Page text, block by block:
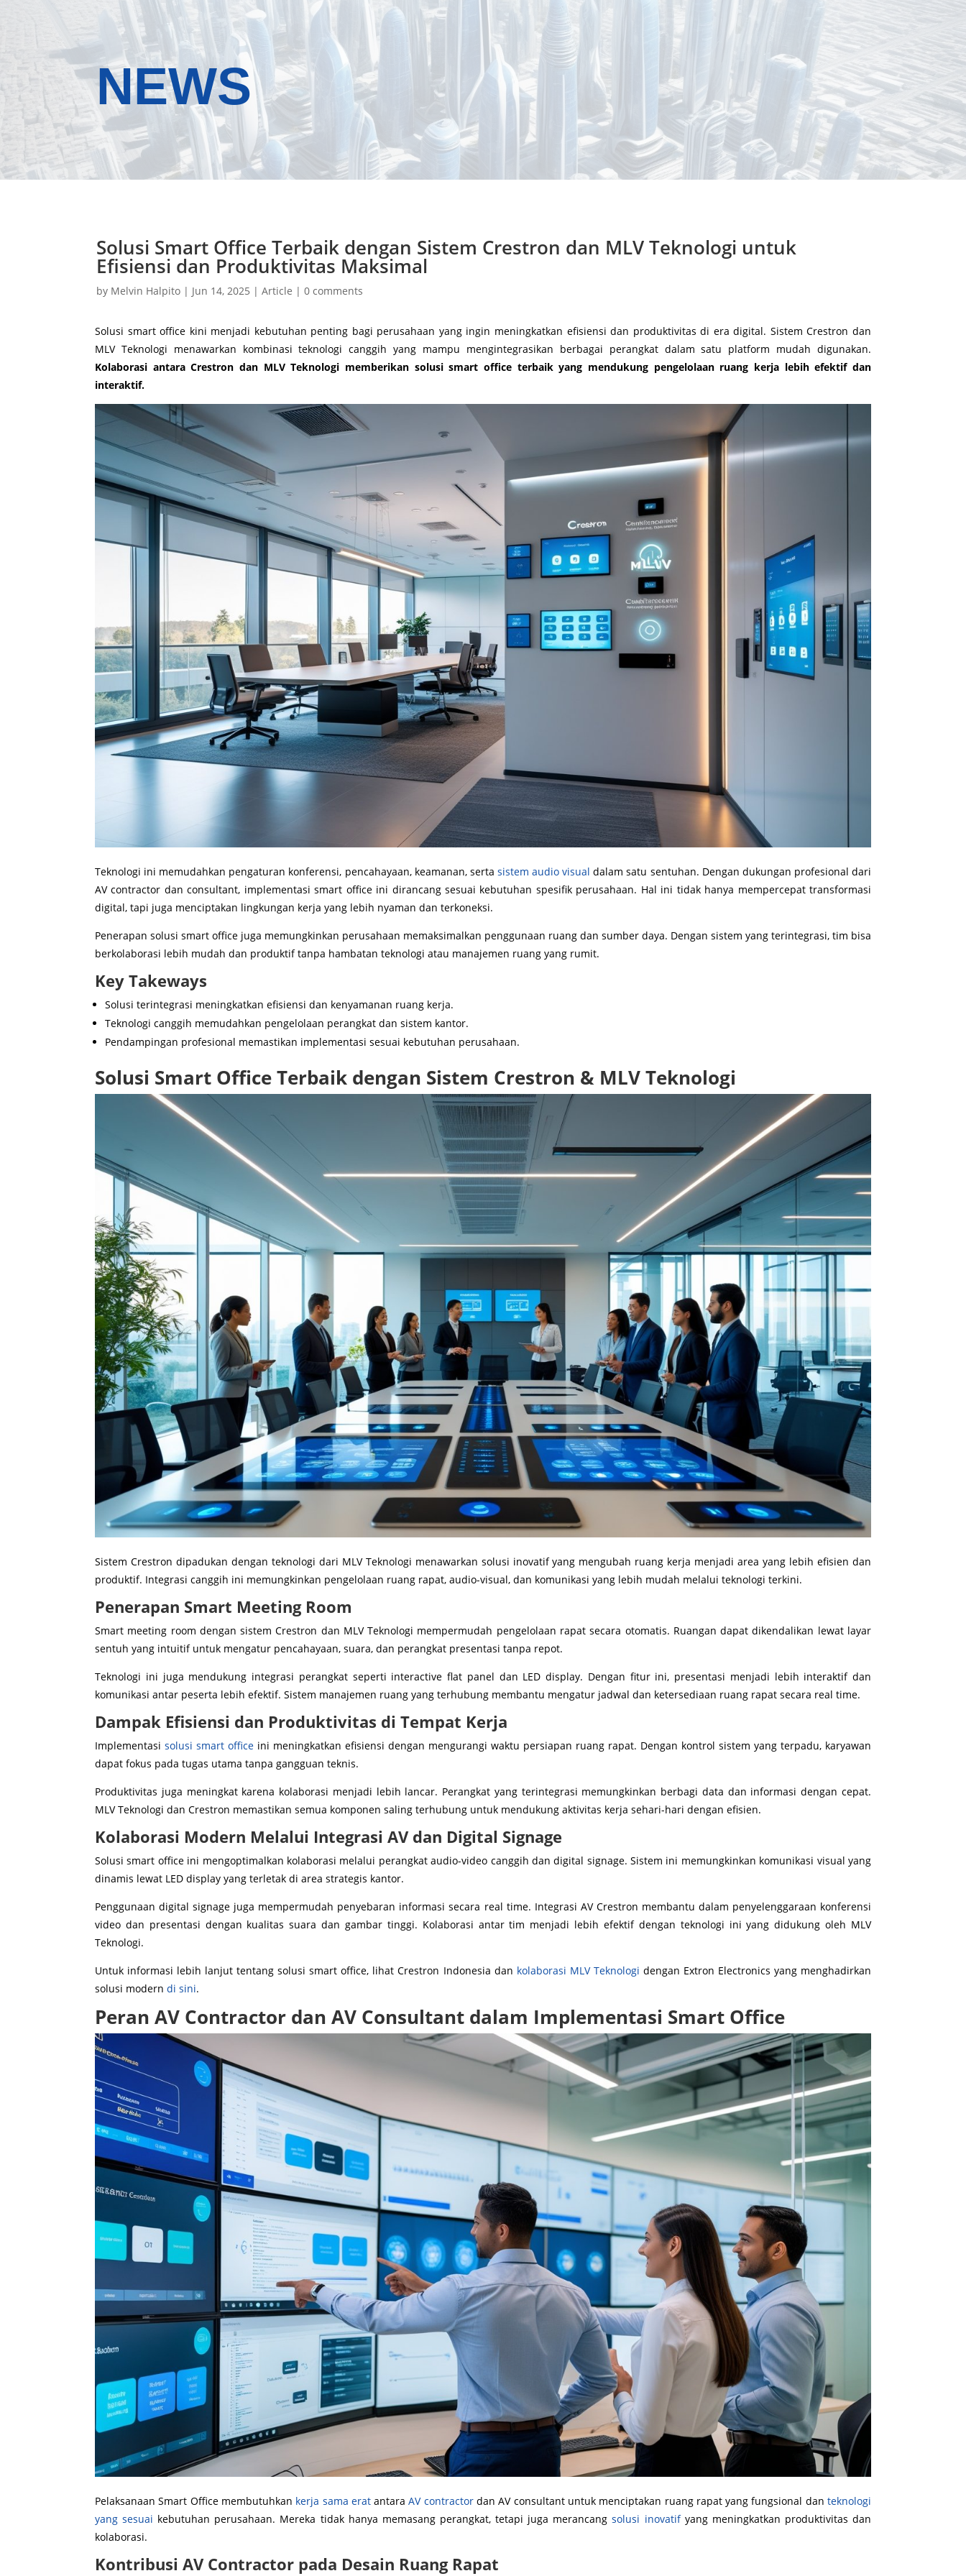
NEWS
Solusi Smart Office Terbaik dengan Sistem Crestron dan MLV Teknologi untuk
Efisiensi dan Produktivitas Maksimal
by Melvin Halpito | Jun 14, 2025 |Article |0 comments
Solusi smart office kini menjadi kebutuhan penting bagi perusahaan yang ingin meningkatkan efisiensi dan produktivitas di era digital. Sistem Crestron dan
MLV Teknologi menawarkan kombinasi teknologi canggih yang mampu mengintegrasikan berbagai perangkat dalam satu platform mudah digunakan.
Kolaborasi antara Crestron dan MLV Teknologi memberikan solusi smart office terbaik yang mendukung pengelolaan ruang kerja lebih efektif dan
interaktif.
Teknologi ini memudahkan pengaturan konferensi, pencahayaan, keamanan, serta sistem audio visual dalam satu sentuhan. Dengan dukungan profesional dari
AV contractor dan consultant, implementasi smart office ini dirancang sesuai kebutuhan spesifik perusahaan. Hal ini tidak hanya mempercepat transformasi
digital, tapi juga menciptakan lingkungan kerja yang lebih nyaman dan terkoneksi.
Penerapan solusi smart office juga memungkinkan perusahaan memaksimalkan penggunaan ruang dan sumber daya. Dengan sistem yang terintegrasi, tim bisa
berkolaborasi lebih mudah dan produktif tanpa hambatan teknologi atau manajemen ruang yang rumit.
Key Takeways
Solusi terintegrasi meningkatkan efisiensi dan kenyamanan ruang kerja.
Teknologi canggih memudahkan pengelolaan perangkat dan sistem kantor.
Pendampingan profesional memastikan implementasi sesuai kebutuhan perusahaan.
Solusi Smart Office Terbaik dengan Sistem Crestron & MLV Teknologi
Sistem Crestron dipadukan dengan teknologi dari MLV Teknologi menawarkan solusi inovatif yang mengubah ruang kerja menjadi area yang lebih efisien dan
produktif. Integrasi canggih ini memungkinkan pengelolaan ruang rapat, audio-visual, dan komunikasi yang lebih mudah melalui teknologi terkini.
Penerapan Smart Meeting Room
Smart meeting room dengan sistem Crestron dan MLV Teknologi mempermudah pengelolaan rapat secara otomatis. Ruangan dapat dikendalikan lewat layar
sentuh yang intuitif untuk mengatur pencahayaan, suara, dan perangkat presentasi tanpa repot.
Teknologi ini juga mendukung integrasi perangkat seperti interactive flat panel dan LED display. Dengan fitur ini, presentasi menjadi lebih interaktif dan
komunikasi antar peserta lebih efektif. Sistem manajemen ruang yang terhubung membantu mengatur jadwal dan ketersediaan ruang rapat secara real time.
Dampak Efisiensi dan Produktivitas di Tempat Kerja
Implementasi solusi smart office ini meningkatkan efisiensi dengan mengurangi waktu persiapan ruang rapat. Dengan kontrol sistem yang terpadu, karyawan
dapat fokus pada tugas utama tanpa gangguan teknis.
Produktivitas juga meningkat karena kolaborasi menjadi lebih lancar. Perangkat yang terintegrasi memungkinkan berbagi data dan informasi dengan cepat.
MLV Teknologi dan Crestron memastikan semua komponen saling terhubung untuk mendukung aktivitas kerja sehari-hari dengan efisien.
Kolaborasi Modern Melalui Integrasi AV dan Digital Signage
Solusi smart office ini mengoptimalkan kolaborasi melalui perangkat audio-video canggih dan digital signage. Sistem ini memungkinkan komunikasi visual yang
dinamis lewat LED display yang terletak di area strategis kantor.
Penggunaan digital signage juga mempermudah penyebaran informasi secara real time. Integrasi AV Crestron membantu dalam penyelenggaraan konferensi
video dan presentasi dengan kualitas suara dan gambar tinggi. Kolaborasi antar tim menjadi lebih efektif dengan teknologi ini yang didukung oleh MLV
Teknologi.
Untuk informasi lebih lanjut tentang solusi smart office, lihat Crestron Indonesia dan kolaborasi MLV Teknologi dengan Extron Electronics yang menghadirkan
solusi modern di sini.
Peran AV Contractor dan AV Consultant dalam Implementasi Smart Office
Pelaksanaan Smart Office membutuhkan kerja sama eratantaraAV contractordan AV consultant untuk menciptakan ruang rapat yang fungsional danteknologi
yang sesuai kebutuhan perusahaan. Mereka tidak hanya memasang perangkat, tetapi juga merancangsolusi inovatifyang meningkatkan produktivitas dan
kolaborasi.
Kontribusi AV Contractor pada Desain Ruang Rapat